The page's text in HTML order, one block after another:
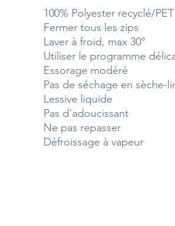
100% Polyester recyclé/PET
Fermer tous les zips
Laver à froid, max 30°
Utiliser le programme
Essorage modéré
Pas de séchage en sèche-
Lessive liquide
Pas d’adoucissant
Ne pas repasser
Défroissage à vapeur